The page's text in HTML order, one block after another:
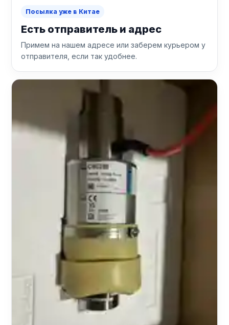
Посылка уже в Китае
Есть отправитель и адрес
Примем на нашем адресе или заберем курьером у
отправителя, если так удобнее.